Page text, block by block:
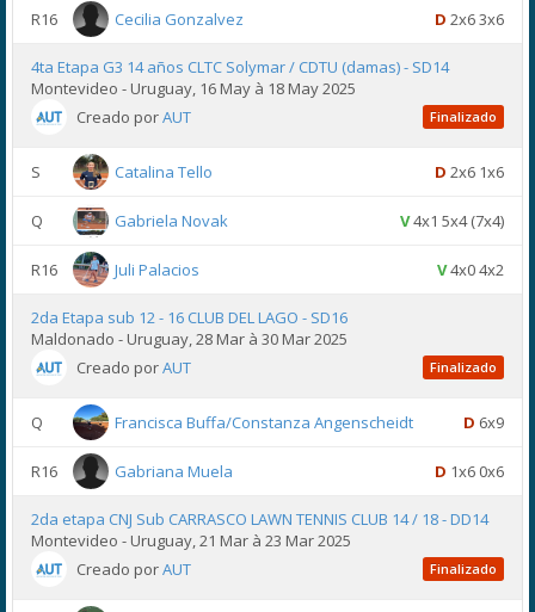
R16 Cecilia Gonzalvez D 2x6 3x6
4ta Etapa G3 14 años CLTC Solymar / CDTU (damas) - SD14
Montevideo - Uruguay, 16 May à 18 May 2025
Creado porAUT Finalizado
S Catalina Tello D 2x6 1x6
Q Gabriela Novak V4x1 5x4 (7x4)
R16 Juli Palacios V4x0 4x2
2da Etapa sub 12 - 16 CLUB DEL LAGO - SD16
Maldonado - Uruguay, 28 Mar à 30 Mar 2025
Creado porAUT Finalizado
Q Francisca Buffa/Constanza Angenscheidt D 6x9
R16 Gabriana Muela D 1x6 0x6
2da etapa CNJ Sub CARRASCO LAWN TENNIS CLUB 14 / 18 - DD14
Montevideo - Uruguay, 21 Mar à 23 Mar 2025
Creado porAUT Finalizado